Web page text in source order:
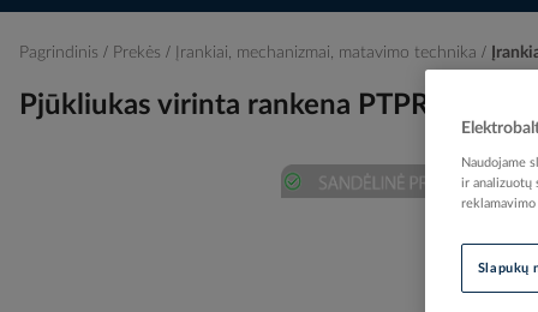
Pagrindinis Prekės Įrankiai, mechanizmai, matavimo technika
Pjūkliukas virinta rankena PTPR
Naudojame
ir analizuotų
reklamavimo
Slapukų